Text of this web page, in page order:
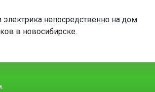
непосредственно на дом
в новосибирске.